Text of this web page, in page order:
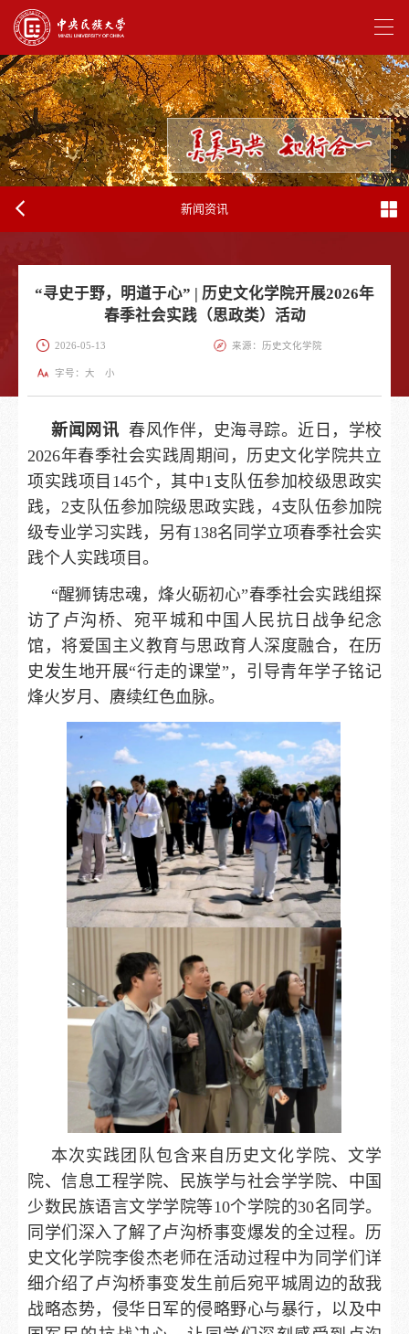
新闻资讯
“寻史于野，明道于心” | 历史文化学院开展2026年
春季社会实践（思政类）活动
2026-05-13 来源：历史文化学院
字号： 大 小
新闻网讯 春风作伴，史海寻踪。近日，学校
2026年春季社会实践周期间， 历史文化学院共立
项实践项目145个，其中1支队伍参加校级思政实
践，2支队伍参加院级思政实践，4支队伍参加院
级专业学习实践，另有138名同学立项春季社会实
践个人实践项目。
“醒狮铸忠魂，烽火砺初心”春季社会实践组探
访了卢沟桥、宛平城和中国人民抗日战争纪念
馆，将爱国主义教育与思政育人深度融合，在历
史发生地开展“行走的课堂”，引导青年学子铭记
烽火岁月、赓续红色血脉。
本次实践团队包含来自历史文化学院、文学
院、信息工程学院、民族学与社会学学院、中国
少数民族语言文学学院等10个学院的30名同学。
同学们深入了解了卢沟桥事变爆发的全过程。历
史文化学院李俊杰老师在活动过程中为同学们详
细介绍了卢沟桥事变发生前后宛平城周边的敌我
战略态势，侵华日军的侵略野心与暴行，以及中